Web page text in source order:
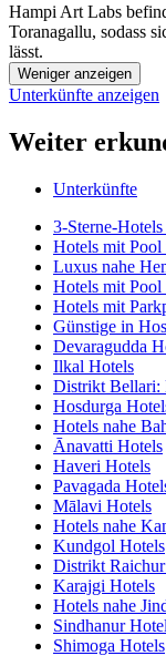
Hampi Art Labs
Toranagallu, sodass
lässt.
Weniger anzeigen
Unterkünfte anzeigen
Weiter
Unterkünfte
3-Sterne-
Hotels mit
Luxus nahe
Hotels mit
Hotels mit
Günstige in
Devaragudda
Ilkal Hotels
Distrikt Bellari:
Hosdurga
Hotels nahe
Ānavatti Hotels
Haveri Hotels
Pavagada
Mālavi Hotels
Hotels nahe
Kundgol Hotels
Distrikt
Karajgi Hotels
Hotels nahe
Sindhanur
Shimoga Hotels